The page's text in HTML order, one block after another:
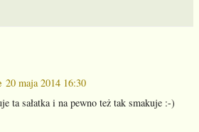
20 maja 2014 16:30
ta sałatka i na pewno też tak smakuje :-)